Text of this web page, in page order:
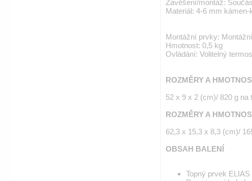
Zavěšení/montáž:
Materiál: 4-6 mm
Montážní prvky:
Hmotnost: 0,5 kg
Ovládání: Volitelný
ROZMĚRY A
52 x 9 x 2 (cm)/ 820 g na
ROZMĚRY A
62,3 x 15,3 x 8,3 (cm)/
OBSAH BALENÍ
Topný prvek